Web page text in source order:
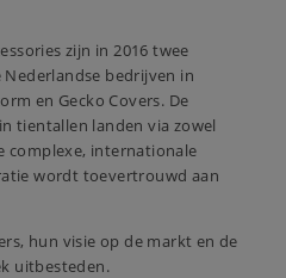
zijn in 2016 twee
bedrijven in
en Gecko Covers. De
tientallen landen via zowel
complexe, internationale
wordt toevertrouwd aan
hun visie op de markt en de
uitbesteden.